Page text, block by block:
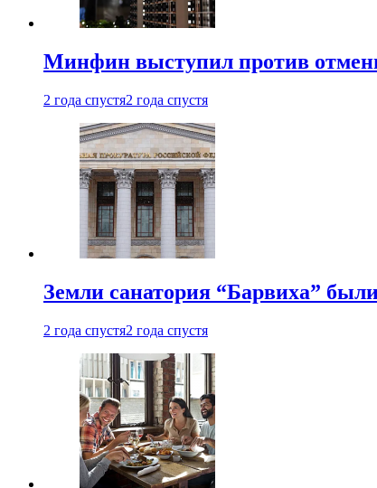
Минфин выступил против
2 года спустя2 года спустя
Земли санатория “Барвиха”
2 года спустя2 года спустя